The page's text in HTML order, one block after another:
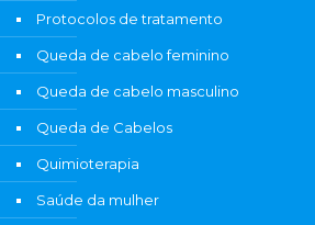
Protocolos de tratamento
Queda de cabelo feminino
Queda de cabelo masculino
Queda de Cabelos
Quimioterapia
Saúde da mulher